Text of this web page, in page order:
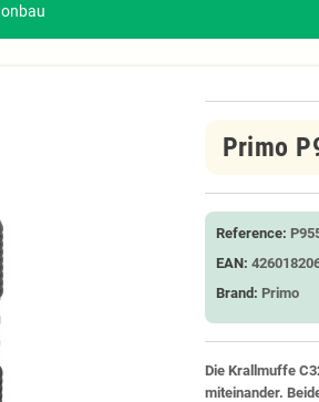
Primo
Reference:
EAN:
Brand: Primo
Die Krallmuffe
miteinander.